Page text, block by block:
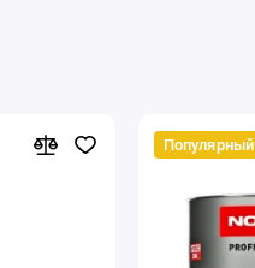
Популярный